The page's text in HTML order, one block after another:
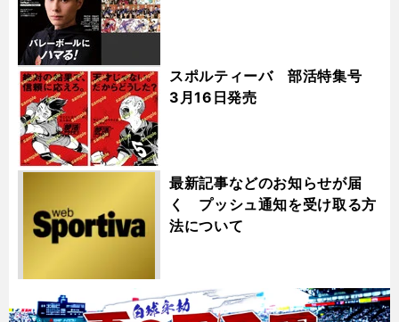
スポルティーバ 部活特集号
3月16日発売
最新記事などのお知らせが届
く プッシュ通知を受け取る方
法について